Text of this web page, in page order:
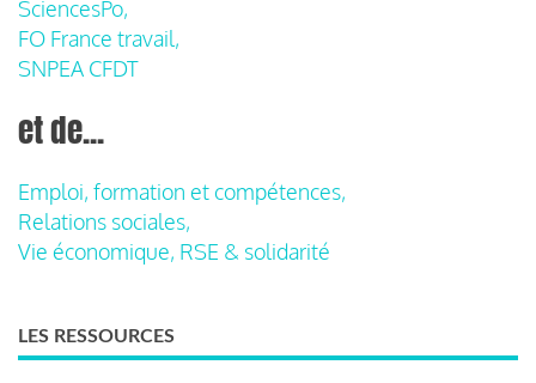
SciencesPo,
FO France travail,
SNPEA CFDT
et de...
Emploi, formation et compétences,
Relations sociales,
Vie économique, RSE & solidarité
LES RESSOURCES